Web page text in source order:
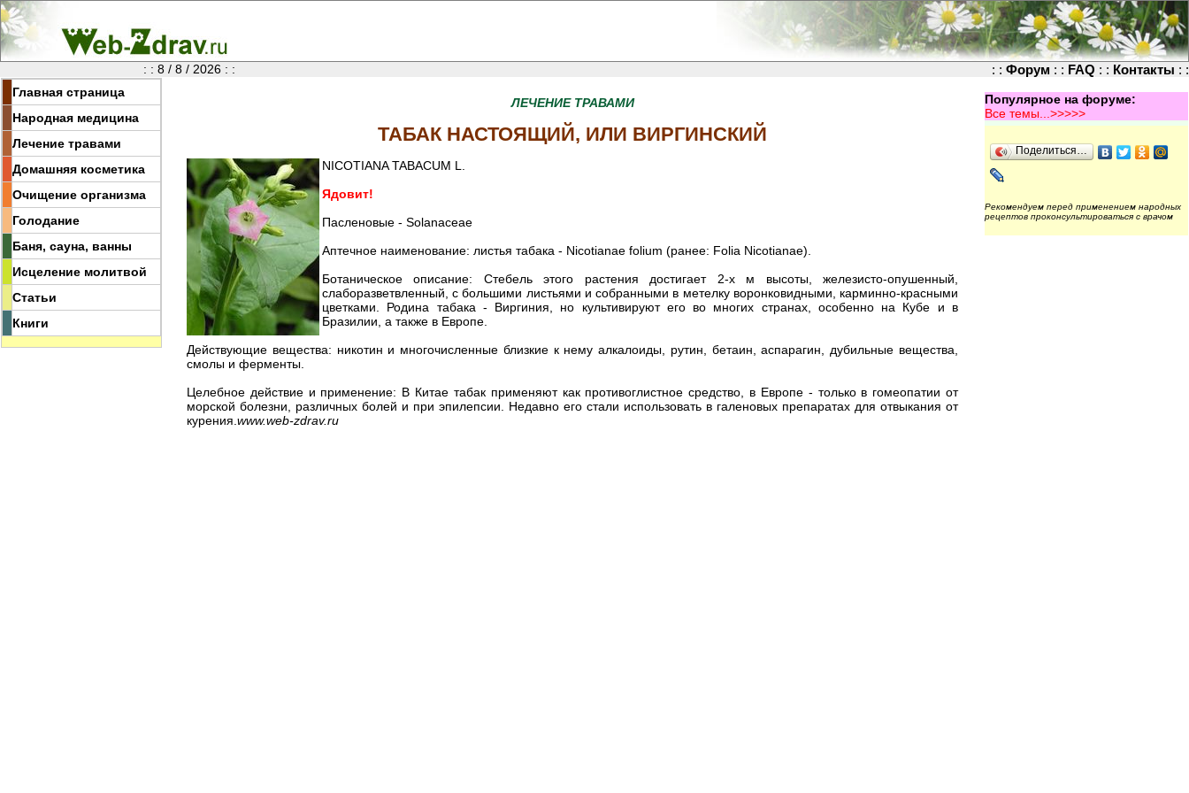
: : 8 / 8 / 2026 : : : : Форум : : FAQ : : Контакты : :
Главная страница
Народная медицина
Лечение травами
Домашняя косметика
Очищение организма
Голодание
Баня, сауна, ванны
Исцеление молитвой
Статьи
Книги
ЛЕЧЕНИЕ ТРАВАМИ
ТАБАК НАСТОЯЩИЙ, ИЛИ ВИРГИНСКИЙ
NICOTIANA TABACUM L.
Ядовит!
Пасленовые - Solanaceae
Аптечное наименование: листья табака - Nicotianae folium (ранее: Foliа Nicotianae).
Ботаническое описание: Стебель этого растения достигает 2-х м высоты, железисто-опушенный,
слаборазветвленный, с большими листьями и собранными в метелку воронковидными, карминно-красными
цветками. Родина табака - Виргиния, но культивируют его во многих странах, особенно на Кубе и в
Бразилии, а также в Европе.
Действующие вещества: никотин и многочисленные близкие к нему алкалоиды, рутин, бетаин, аспарагин, дубильные вещества,
смолы и ферменты.
Целебное действие и применение: В Китае табак применяют как противоглистное средство, в Европе - только в гомеопатии от
морской болезни, различных болей и при эпилепсии. Недавно его стали использовать в галеновых препаратах для отвыкания от
курения.www.web-zdrav.ru
Популярное на форуме:
Все темы...>>>>>
Поделиться…
Рекомендуем перед применением народных
рецептов проконсультироваться с врачом